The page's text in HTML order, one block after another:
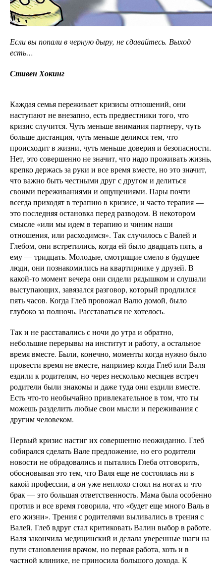
Если вы попали в черную дыру, не сдавайтесь. Выход
есть…
Стивен Хокинг
Каждая семья переживает кризисы отношений, они
наступают не внезапно, есть предвестники того, что
кризис случится. Чуть меньше внимания партнеру, чуть
больше дистанция, чуть меньше делимся тем, что
происходит в жизни, чуть меньше доверия и безопасности.
Нет, это совершенно не значит, что надо проживать жизнь,
крепко держась за руки и все время вместе, но это значит,
что важно быть честными друг с другом и делиться
своими переживаниями и ощущениями. Пары почти
всегда приходят в терапию в кризисе, и часто терапия —
это последняя остановка перед разводом. В некотором
смысле «или мы идем в терапию и чиним наши
отношения, или расходимся». Так случилось с Валей и
Глебом, они встретились, когда ей было двадцать пять, а
ему — тридцать. Молодые, смотрящие смело в будущее
люди, они познакомились на квартирнике у друзей. В
какой-то момент вечера они сидели рядышком и слушали
выступающих, завязался разговор, который продлился
пять часов. Когда Глеб провожал Валю домой, было
глубоко за полночь. Расставаться не хотелось.
Так и не расставались с ночи до утра и обратно,
небольшие перерывы на институт и работу, а остальное
время вместе. Были, конечно, моменты когда нужно было
провести время не вместе, например когда Глеб или Валя
ездили к родителям, но через несколько месяцев встреч
родители были знакомы и даже туда они ездили вместе.
Есть что-то необычайно привлекательное в том, что ты
можешь разделить любые свои мысли и переживания с
другим человеком.
Первый кризис настиг их совершенно неожиданно. Глеб
собирался сделать Вале предложение, но его родители
новости не обрадовались и пытались Глеба отговорить,
обосновывая это тем, что Валя еще не состоялась ни в
какой профессии, а он уже неплохо стоял на ногах и что
брак — это большая ответственность. Мама была особенно
против и все время говорила, что «будет еще много Валь в
его жизни». Трения с родителями выливались в трения с
Валей, Глеб вдруг стал критиковать Валин выбор в работе.
Валя закончила медицинский и делала уверенные шаги на
пути становления врачом, но первая работа, хоть и в
частной клинике, не приносила большого дохода. К